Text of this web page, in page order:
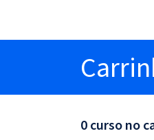
0 curso no